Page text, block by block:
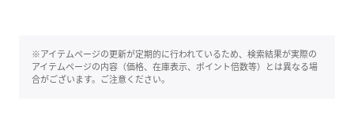
※アイテムページの更新が定期的に行われているため、検索結果が実際の
アイテムページの内容（価格、在庫表示、ポイント倍数等）とは異なる場
合がございます。ご注意ください。